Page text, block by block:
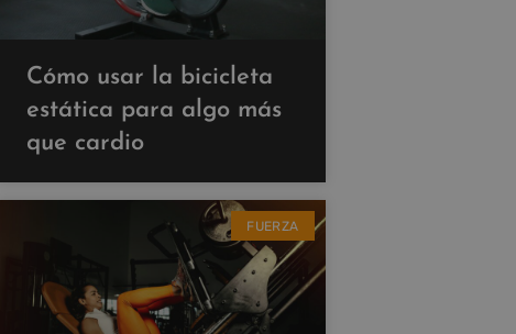
Cómo usar la bicicleta
estática para algo más
que cardio
FUERZA